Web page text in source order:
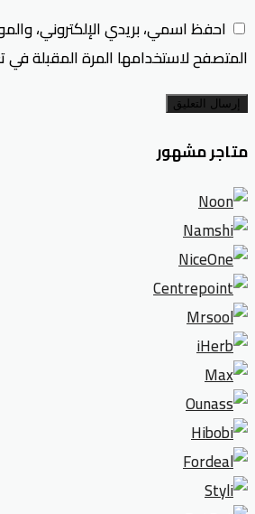
احفظ اسمي، بريدي الإلكتروني،
المتصفح لاستخدامها المرة المقبلة في
إرسال التعليق
متاجر مشهور